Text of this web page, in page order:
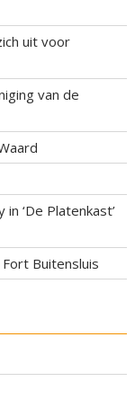
uit voor
van de
‘De Platenkast’
Buitensluis